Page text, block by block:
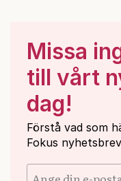
Missa
till vårt
dag!
Förstå vad som
Fokus